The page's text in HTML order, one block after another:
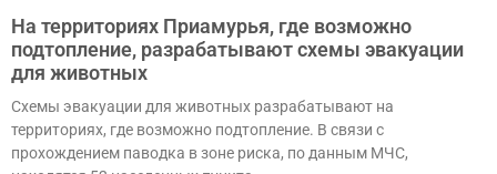
На территориях Приамурья, где возможно
подтопление, разрабатывают схемы эвакуации
для животных
Схемы эвакуации для животных разрабатывают на
территориях, где возможно подтопление. В связи с
прохождением паводка в зоне риска, по данным МЧС,